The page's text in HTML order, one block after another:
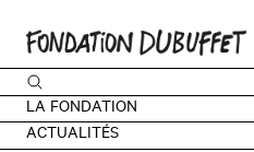
LA FONDATION
ACTUALITÉS